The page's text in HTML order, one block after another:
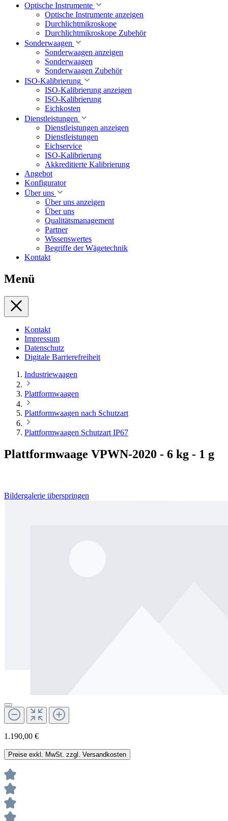
Optische Instrumente
Optische Instrumente anzeigen
Durchlichtmikroskope
Durchlichtmikroskope Zubehör
Sonderwaagen
Sonderwaagen anzeigen
Sonderwaagen
Sonderwaagen Zubehör
ISO-Kalibrierung
ISO-Kalibrierung anzeigen
ISO-Kalibrierung
Eichkosten
Dienstleistungen
Dienstleistungen anzeigen
Dienstleistungen
Eichservice
ISO-Kalibrierung
Akkreditierte Kalibrierung
Angebot
Konfigurator
Über uns
Über uns anzeigen
Über uns
Qualitätsmanagement
Partner
Wissenswertes
Begriffe der Wägetechnik
Kontakt
Menü
Kontakt
Impressum
Datenschutz
Digitale Barrierefreiheit
Industriewaagen
Plattformwaagen
Plattformwaagen nach Schutzart
Plattformwaagen Schutzart IP67
Plattformwaage VPWN-2020 - 6 kg - 1 g
Bildergalerie überspringen
1.190,00 €
Preise exkl. MwSt. zzgl. Versandkosten